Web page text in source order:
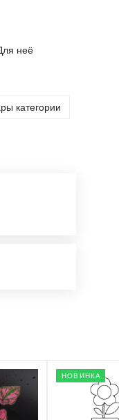
неё
категории
НОВИНКА